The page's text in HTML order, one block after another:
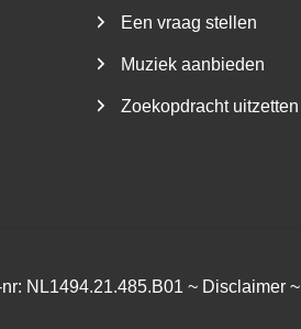
Een vraag stellen
Muziek aanbieden
Zoekopdracht uitzetten
NL1494.21.485.B01 ~ Disclaimer ~